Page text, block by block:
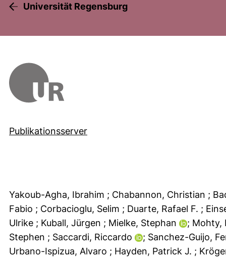
Universität Regensburg
Publikationsserver
Yakoub-Agha, Ibrahim ; Chabannon, Christian ;
Fabio ; Corbacioglu, Selim ; Duarte, Rafael F. ;
Ulrike ; Kuball, Jürgen ; Mielke, Stephan
; Mohty,
Stephen ; Saccardi, Riccardo
; Sanchez-Guijo,
Urbano-Ispizua, Alvaro ; Hayden, Patrick J. ;